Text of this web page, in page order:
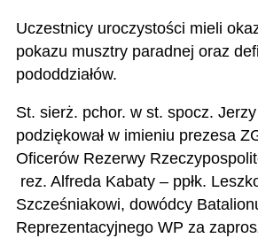
Uczestnicy uroczystości mieli
pokazu musztry paradnej oraz
pododdziałów.
St. sierż. pchor. w st. spocz.
podziękował w imieniu prezesa
Oficerów Rezerwy
rez. Alfreda Kabaty – ppłk.
Szcześniakowi, dowódcy
Reprezentacyjnego WP za